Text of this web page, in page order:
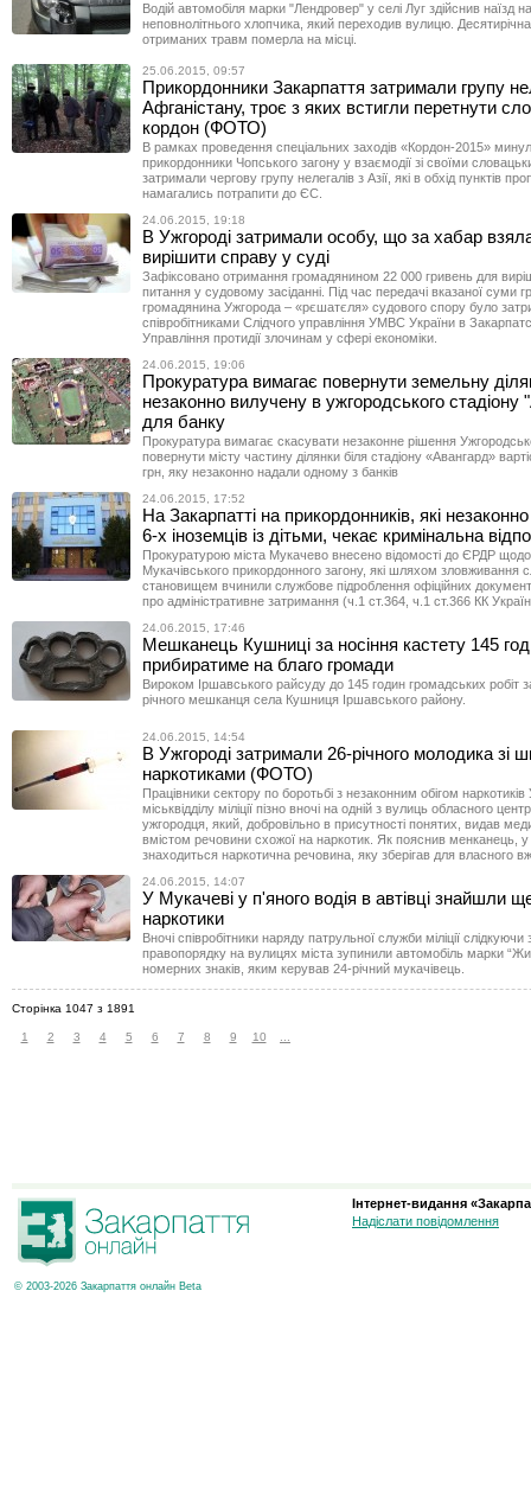
Водій автомобіля марки "Лендровер" у селі Луг здійснив наїзд на
неповнолітнього хлопчика, який переходив вулицю.
отриманих травм померла на місці.
25.06.2015, 09:57
Прикордонники Закарпаття затримали групу
Афганістану, троє з яких встигли перетнути
кордон (ФОТО)
В рамках проведення спеціальних заходів «Кордон-2015»
прикордонники Чопського загону у взаємодії зі своїми
затримали чергову групу нелегалів з Азії, які в обхід пунктів
намагались потрапити до ЄС.
24.06.2015, 19:18
В Ужгороді затримали особу, що за хабар
вирішити справу у суді
Зафіксовано отримання громадянином 22 000 гривень для
питання у судовому засіданні. Під час передачі вказаної суми
громадянина Ужгорода – «рєшатєля» судового спору було
співробітниками Слідчого управління УМВС України в
Управління протидії злочинам у сфері економіки.
24.06.2015, 19:06
Прокуратура вимагає повернути земельну
незаконно вилучену в ужгородського стадіону
для банку
Прокуратура вимагає скасувати незаконне рішення
повернути місту частину ділянки біля стадіону «Авангард»
грн, яку незаконно надали одному з банків
24.06.2015, 17:52
На Закарпатті на прикордонників, які
6-х іноземців із дітьми, чекає кримінальна
Прокуратурою міста Мукачево внесено відомості до ЄРДР
Мукачівського прикордонного загону, які шляхом зловживання
становищем вчинили службове підроблення офіційних
про адміністративне затримання (ч.1 ст.364, ч.1 ст.366 КК
24.06.2015, 17:46
Мешканець Кушниці за носіння кастету 145
прибиратиме на благо громади
Вироком Іршавського райсуду до 145 годин громадських робіт
річного мешканця села Кушниця Іршавського району.
24.06.2015, 14:54
В Ужгороді затримали 26-річного молодика зі
наркотиками (ФОТО)
Працівники сектору по боротьбі з незаконним обігом
міськвідділу міліції пізно вночі на одній з вулиць обласного
ужгородця, який, добровільно в присутності понятих, видав
вмістом речовини схожої на наркотик. Як пояснив менканець, у
знаходиться наркотична речовина, яку зберігав для власного
24.06.2015, 14:07
У Мукачеві у п'яного водія в автівці знайшли
наркотики
Вночі співробітники наряду патрульної служби міліції
правопорядку на вулицях міста зупинили автомобіль марки
номерних знаків, яким керував 24-річний мукачівець.
Сторінка 1047 з 1891
1 2 3 4 5 6 7 8 9 10
© 2003-2026 Закарпаття онлайн Beta
Інтернет-видання
Надіслати повідомлення